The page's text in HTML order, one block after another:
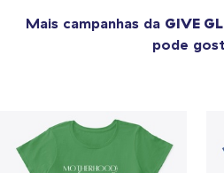
Mais campanhas da GIVE
pode